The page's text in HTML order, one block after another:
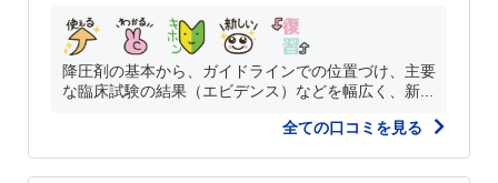
降圧剤の基本から、ガイドラインでの位置づけ、主要
な臨床試験の結果（エビデンス）などを幅広く、新...
全ての口コミを見る